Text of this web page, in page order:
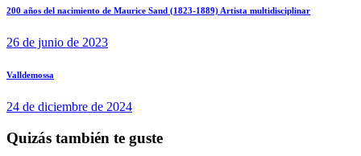
200 años del nacimiento de Maurice Sand (1823-1889) Artista multidisciplinar
26 de junio de 2023
Valldemossa
24 de diciembre de 2024
Quizás también te guste